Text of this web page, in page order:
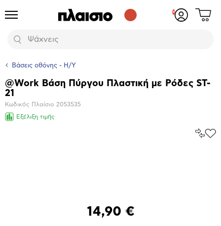
Προϊόντα
Αναζήτηση
Δες
Βάσεις οθόνης - Η/Υ
Βασικά
χαρακτηριστικά
@Work Βάση Πύργου Πλαστική με Ρόδες ST-
21
Κωδικός Πλαίσιο 2053535
Εξέλιξη τιμής
14,90 €